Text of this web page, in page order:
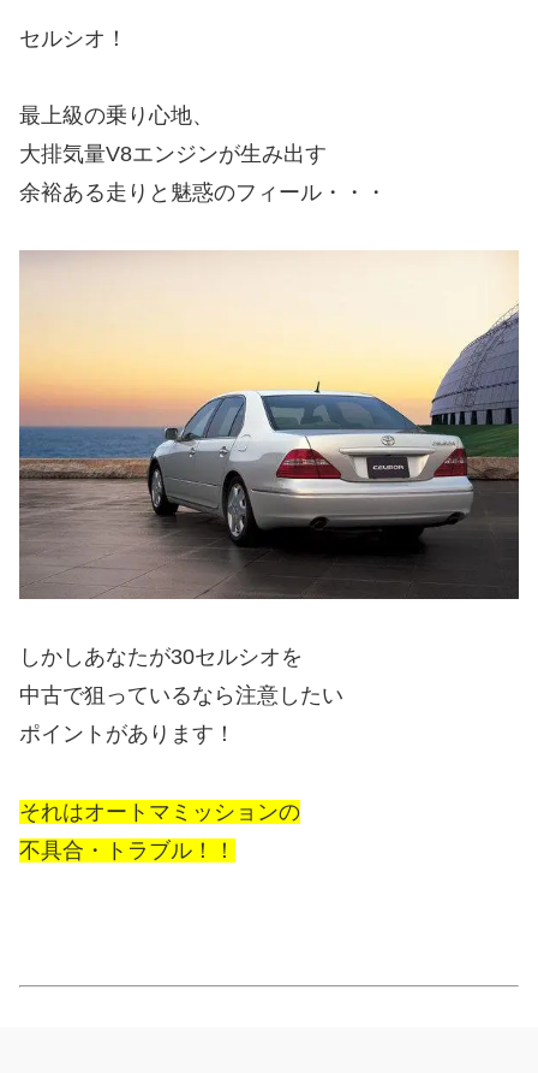
セルシオ！
最上級の乗り心地、
大排気量V8エンジンが生み出す
余裕ある走りと魅惑のフィール・・・
しかしあなたが30セルシオを
中古で狙っているなら注意したい
ポイントがあります！
それはオートマミッションの
不具合・トラブル！！